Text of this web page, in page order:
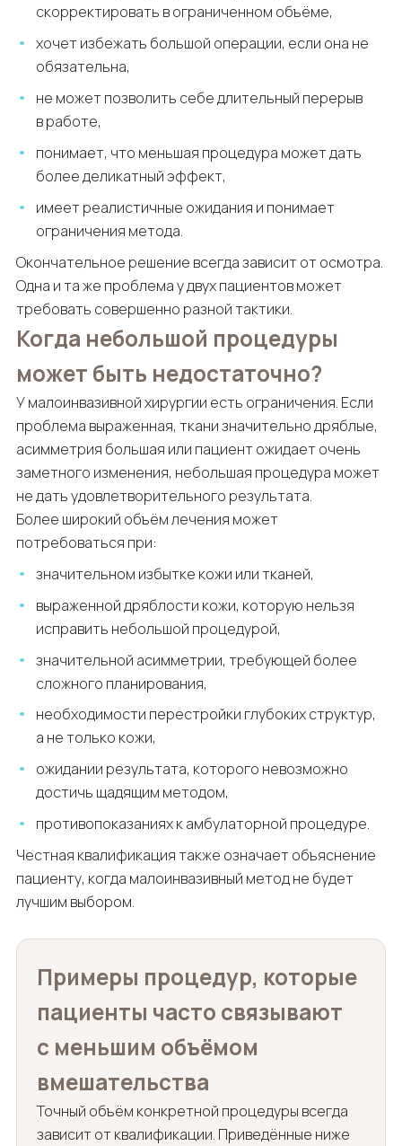
скорректировать в ограниченном объёме,
хочет избежать большой операции, если она не
обязательна,
не может позволить себе длительный перерыв
в работе,
понимает, что меньшая процедура может дать
более деликатный эффект,
имеет реалистичные ожидания и понимает
ограничения метода.
Окончательное решение всегда зависит от осмотра.
Одна и та же проблема у двух пациентов может
требовать совершенно разной тактики.
Когда небольшой процедуры
может быть недостаточно?
У малоинвазивной хирургии есть ограничения. Если
проблема выраженная, ткани значительно дряблые,
асимметрия большая или пациент ожидает очень
заметного изменения, небольшая процедура может
не дать удовлетворительного результата.
Более широкий объём лечения может
потребоваться при:
значительном избытке кожи или тканей,
выраженной дряблости кожи, которую нельзя
исправить небольшой процедурой,
значительной асимметрии, требующей более
сложного планирования,
необходимости перестройки глубоких структур,
а не только кожи,
ожидании результата, которого невозможно
достичь щадящим методом,
противопоказаниях к амбулаторной процедуре.
Честная квалификация также означает объяснение
пациенту, когда малоинвазивный метод не будет
лучшим выбором.
Примеры процедур, которые
пациенты часто связывают
с меньшим объёмом
вмешательства
Точный объём конкретной процедуры всегда
зависит от квалификации. Приведённые ниже